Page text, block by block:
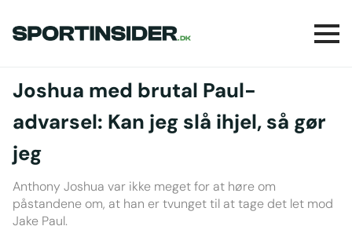
Joshua med brutal Paul-
advarsel: Kan jeg slå ihjel, så gør
jeg
Anthony Joshua var ikke meget for at høre om
påstandene om, at han er tvunget til at tage det let mod
Jake Paul.